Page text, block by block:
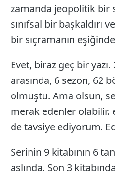
zamanda jeopolitik bir
sınıfsal bir başkaldırı
bir sıçramanın
Evet, biraz geç bir yazı.
arasında, 6 sezon, 62
olmuştu. Ama olsun,
merak edenler olabilir.
de tavsiye ediyorum.
Serinin 9 kitabının 6
aslında. Son 3